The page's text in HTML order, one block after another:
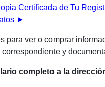
Certificada de Tu
►
para ver o comprar
y
completo a la